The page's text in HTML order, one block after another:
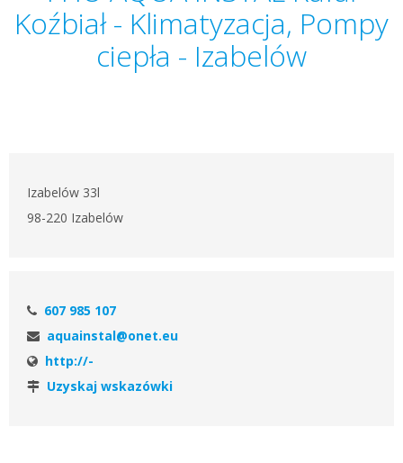
Koźbiał - Klimatyzacja, Pompy
ciepła - Izabelów
Izabelów 33l
98-220 Izabelów
607 985 107
aquainstal@onet.eu
http://-
Uzyskaj wskazówki